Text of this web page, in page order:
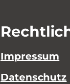
Impressum
Datenschutz